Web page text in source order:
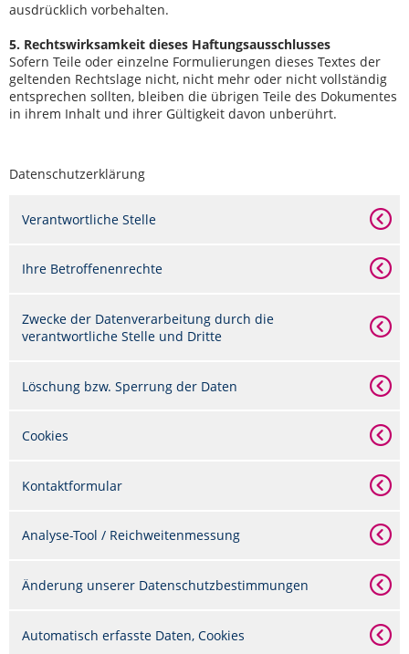
ausdrücklich vorbehalten.
5. Rechtswirksamkeit dieses Haftungsausschlusses
Sofern Teile oder einzelne Formulierungen dieses Textes der
geltenden Rechtslage nicht, nicht mehr oder nicht vollständig
entsprechen sollten, bleiben die übrigen Teile des Dokumentes
in ihrem Inhalt und ihrer Gültigkeit davon unberührt.
Datenschutzerklärung
Verantwortliche Stelle
Ihre Betroffenenrechte
Zwecke der Datenverarbeitung durch die
verantwortliche Stelle und Dritte
Löschung bzw. Sperrung der Daten
Cookies
Kontaktformular
Analyse-Tool / Reichweitenmessung
Änderung unserer Datenschutzbestimmungen
Automatisch erfasste Daten, Cookies